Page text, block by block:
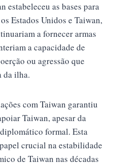
estabeleceu as bases para
Estados Unidos e Taiwan,
a fornecer armas
a capacidade de
ou agressão que
da ilha.
com Taiwan garantiu
Taiwan, apesar da
formal. Esta
crucial na estabilidade
de Taiwan nas décadas